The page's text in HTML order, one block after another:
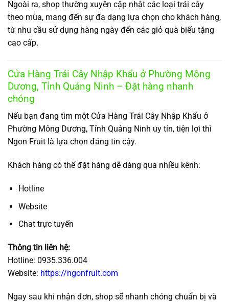
Ngoài ra, shop thường xuyên cập nhật các loại trái cây
theo mùa, mang đến sự đa dạng lựa chọn cho khách hàng,
từ nhu cầu sử dụng hàng ngày đến các giỏ quà biếu tặng
cao cấp.
Cửa Hàng Trái Cây Nhập Khẩu ở Phường Mông
Dương, Tỉnh Quảng Ninh – Đặt hàng nhanh
chóng
Nếu bạn đang tìm một Cửa Hàng Trái Cây Nhập Khẩu ở
Phường Mông Dương, Tỉnh Quảng Ninh uy tín, tiện lợi thì
Ngon Fruit là lựa chọn đáng tin cậy.
Khách hàng có thể đặt hàng dễ dàng qua nhiều kênh:
Hotline
Website
Chat trực tuyến
Thông tin liên hệ:
Hotline: 0935.336.004
Website: https://ngonfruit.com
Ngay sau khi nhận đơn, shop sẽ nhanh chóng chuẩn bị và